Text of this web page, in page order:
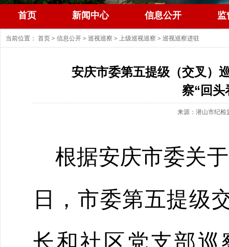
首页 新闻中心 信息公开 监
当前位置： 首页> 信息公开> 巡视巡察 > 上级巡视巡察 > 巡视巡察进驻
安庆市委第五提级（交叉）
察“回头
来源：潜山市纪检
根据安庆市委关
日，市委第五提级
长和社区党支部巡